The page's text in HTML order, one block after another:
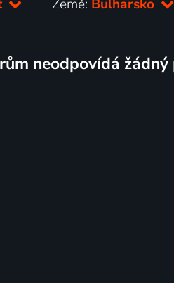
Země: Bulharsko
neodpovídá žádný